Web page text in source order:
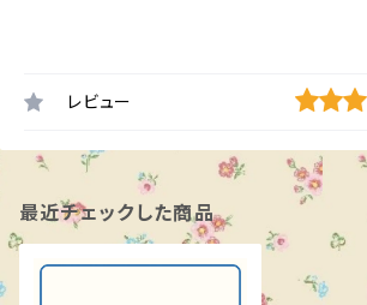
レビュー
最近チェックした商品